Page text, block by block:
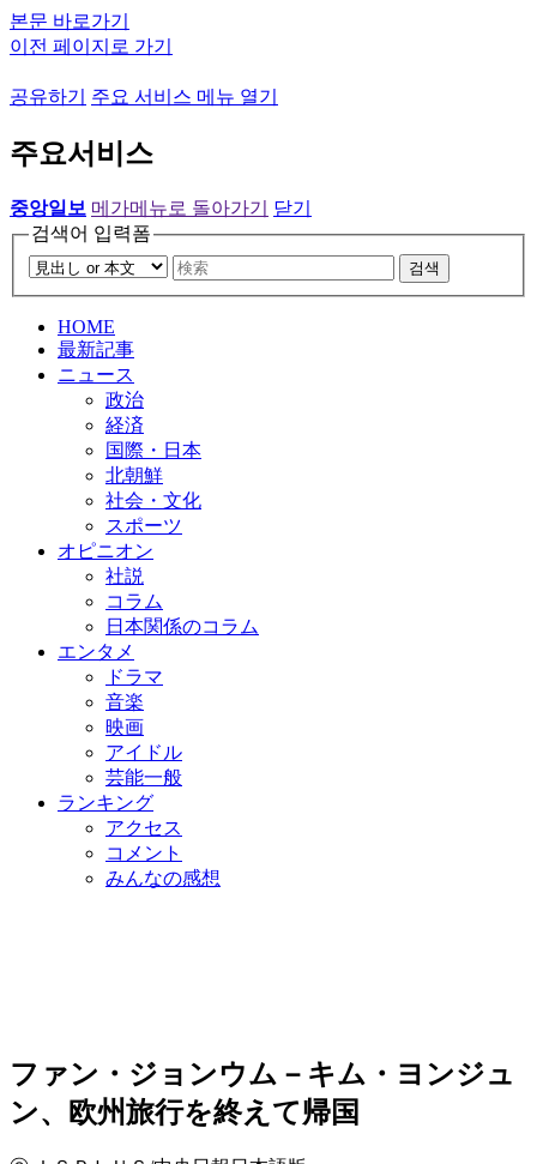
본문 바로가기
이전 페이지로 가기
공유하기 주요 서비스 메뉴 열기
주요서비스
중앙일보 메가메뉴로 돌아가기
닫기
검색어 입력폼
검색
HOME
最新記事
ニュース
政治
経済
国際・日本
北朝鮮
社会・文化
スポーツ
オピニオン
社説
コラム
日本関係のコラム
エンタメ
ドラマ
音楽
映画
アイドル
芸能一般
ランキング
アクセス
コメント
みんなの感想
ファン・ジョンウム－キム・ヨンジュ
ン、欧州旅行を終えて帰国